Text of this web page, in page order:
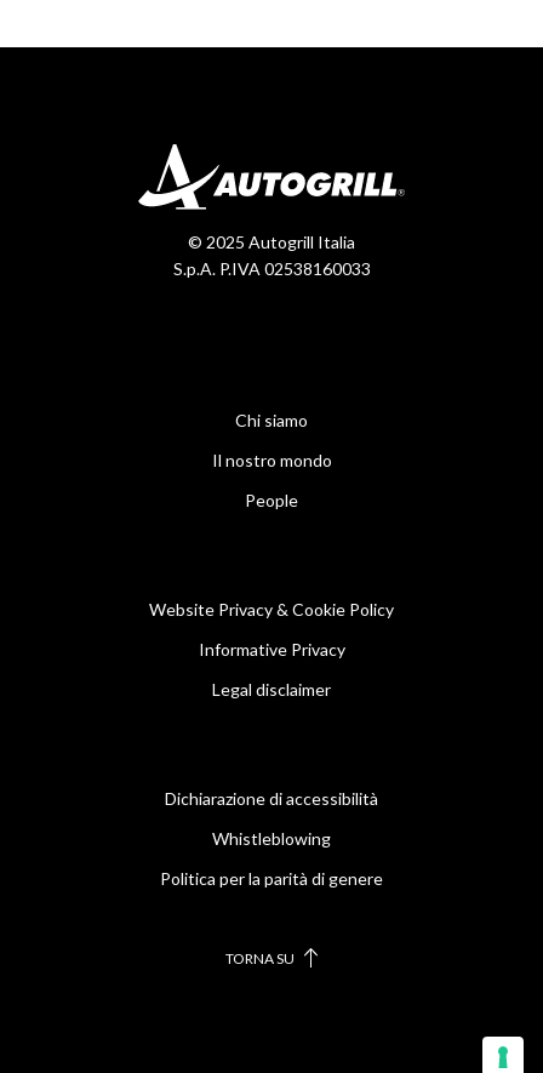
© 2025 Autogrill Italia
S.p.A. P.IVA 02538160033
Chi siamo
Il nostro mondo
People
Website Privacy & Cookie Policy
Informative Privacy
Legal disclaimer
Dichiarazione di accessibilità
Whistleblowing
Politica per la parità di genere
TORNA SU